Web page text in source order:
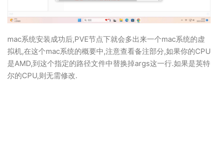
mac系统安装成功后,PVE节点下就会多出来一个mac系统的虚
拟机,在这个mac系统的概要中,注意查看备注部分,如果你的CPU
是AMD,到这个指定的路径文件中替换掉args这一行.如果是英特
尔的CPU,则无需修改.